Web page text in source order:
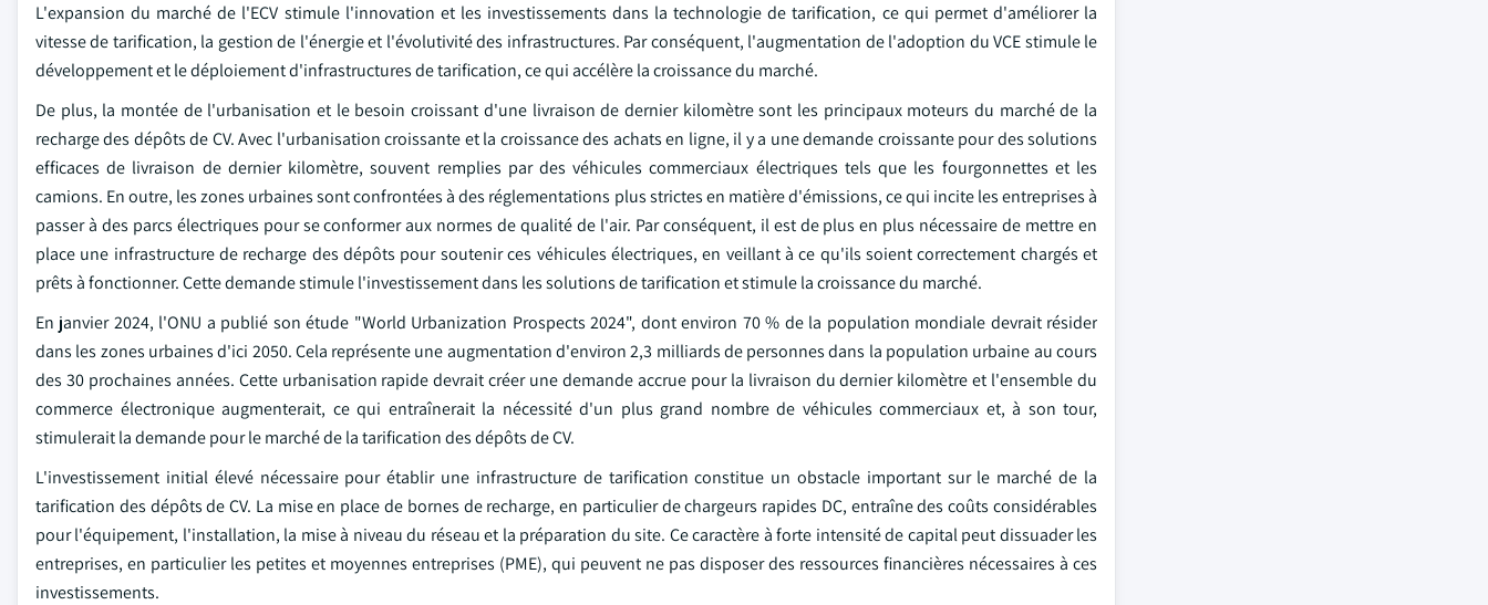
L'expansion du marché de l'ECV stimule l'innovation et les investissements dans la technologie de tarification, ce qui permet d'améliorer la
vitesse de tarification, la gestion de l'énergie et l'évolutivité des infrastructures. Par conséquent, l'augmentation de l'adoption du VCE stimule le
développement et le déploiement d'infrastructures de tarification, ce qui accélère la croissance du marché.
De plus, la montée de l'urbanisation et le besoin croissant d'une livraison de dernier kilomètre sont les principaux moteurs du marché de la
recharge des dépôts de CV. Avec l'urbanisation croissante et la croissance des achats en ligne, il y a une demande croissante pour des solutions
efficaces de livraison de dernier kilomètre, souvent remplies par des véhicules commerciaux électriques tels que les fourgonnettes et les
camions. En outre, les zones urbaines sont confrontées à des réglementations plus strictes en matière d'émissions, ce qui incite les entreprises à
passer à des parcs électriques pour se conformer aux normes de qualité de l'air. Par conséquent, il est de plus en plus nécessaire de mettre en
place une infrastructure de recharge des dépôts pour soutenir ces véhicules électriques, en veillant à ce qu'ils soient correctement chargés et
prêts à fonctionner. Cette demande stimule l'investissement dans les solutions de tarification et stimule la croissance du marché.
En janvier 2024, l'ONU a publié son étude "World Urbanization Prospects 2024", dont environ 70 % de la population mondiale devrait résider
dans les zones urbaines d'ici 2050. Cela représente une augmentation d'environ 2,3 milliards de personnes dans la population urbaine au cours
des 30 prochaines années. Cette urbanisation rapide devrait créer une demande accrue pour la livraison du dernier kilomètre et l'ensemble du
commerce électronique augmenterait, ce qui entraînerait la nécessité d'un plus grand nombre de véhicules commerciaux et, à son tour,
stimulerait la demande pour le marché de la tarification des dépôts de CV.
L'investissement initial élevé nécessaire pour établir une infrastructure de tarification constitue un obstacle important sur le marché de la
tarification des dépôts de CV. La mise en place de bornes de recharge, en particulier de chargeurs rapides DC, entraîne des coûts considérables
pour l'équipement, l'installation, la mise à niveau du réseau et la préparation du site. Ce caractère à forte intensité de capital peut dissuader les
entreprises, en particulier les petites et moyennes entreprises (PME), qui peuvent ne pas disposer des ressources financières nécessaires à ces
investissements.